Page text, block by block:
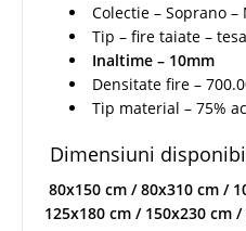
Colectie – Soprano –
Tip – fire taiate –
Inaltime – 10mm
Densitate fire –
Tip material – 75%
Dimensiuni
80x150 cm / 80x310 cm /
125x180 cm / 150x230 cm